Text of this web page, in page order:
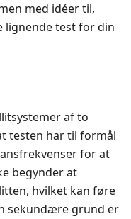
med idéer til,
lignende test for din
af to
testen har til formål
for at
begynder at
hvilket kan føre
sekundære grund er